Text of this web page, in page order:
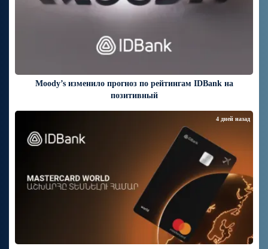
Moody’s изменило прогноз по рейтингам IDBank на
позитивный
4 дней назад